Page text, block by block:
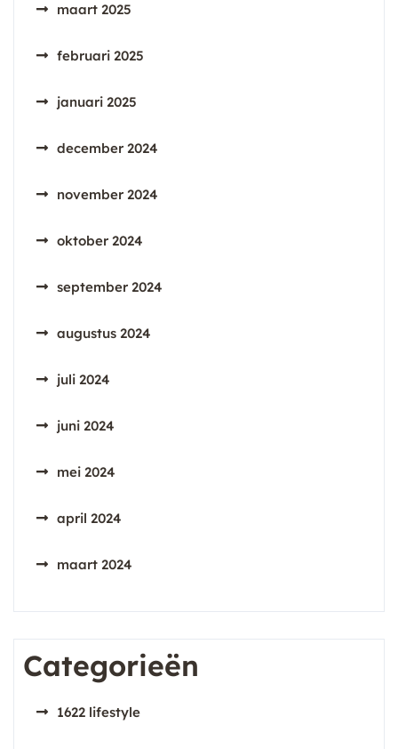
maart 2025
februari 2025
januari 2025
december 2024
november 2024
oktober 2024
september 2024
augustus 2024
juli 2024
juni 2024
mei 2024
april 2024
maart 2024
Categorieën
1622 lifestyle